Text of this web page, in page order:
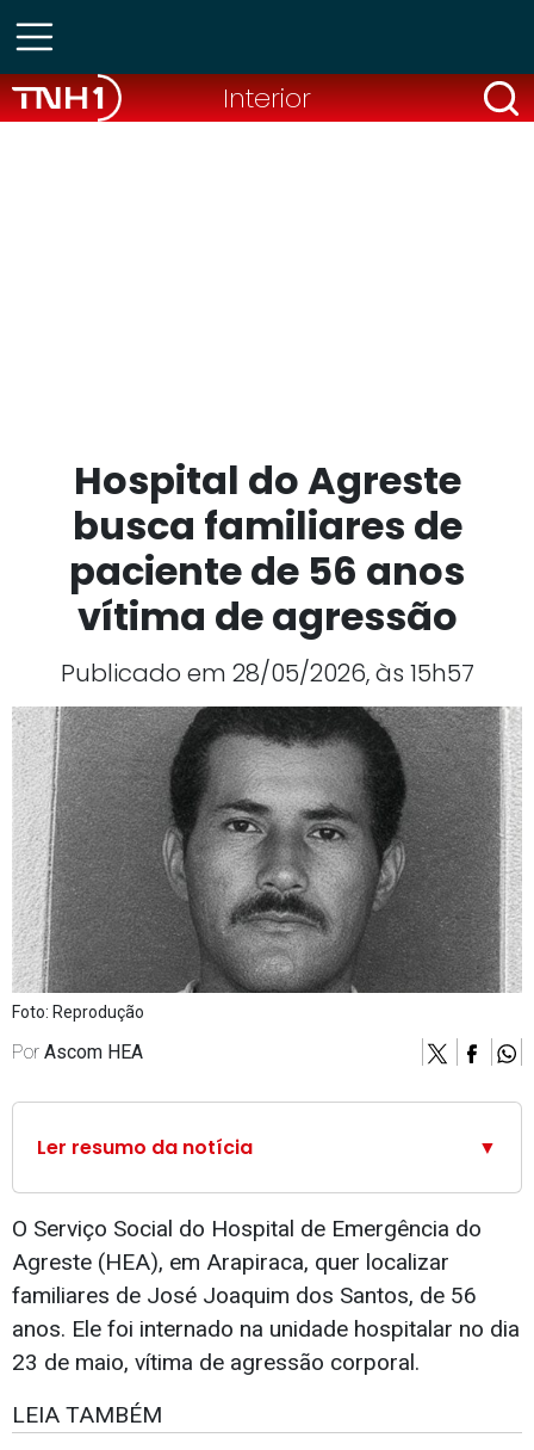
Interior
Hospital do Agreste
busca familiares de
paciente de 56 anos
vítima de agressão
Publicado em 28/05/2026, às 15h57
Foto: Reprodução
Por Ascom HEA
Ler resumo da notícia ▼
O Serviço Social do Hospital de Emergência do
Agreste (HEA), em Arapiraca, quer localizar
familiares de José Joaquim dos Santos, de 56
anos. Ele foi internado na unidade hospitalar no dia
23 de maio, vítima de agressão corporal.
LEIA TAMBÉM